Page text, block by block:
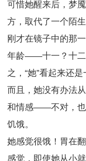
可惜她醒来后，梦
方，取代了一个陌生
刚才在镜子中的那
年龄——十一？十二
之，“她”看起来还是
而且，她没有办法
和情感——不对，也
饥饿。
她感觉很饿！胃在
感觉，即使她从小